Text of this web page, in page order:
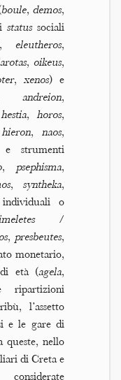
boule, demos,
statussociali
,eleutheros,
, oikeus,
,xenos) e
andreion,
hestia,horos,
hieron, naos,
strumenti
, psephisma,
, syntheka,
o
/
, presbeutes,
monetario,
età (agela,
l’assetto
e le gare di
queste, nello
di Creta e